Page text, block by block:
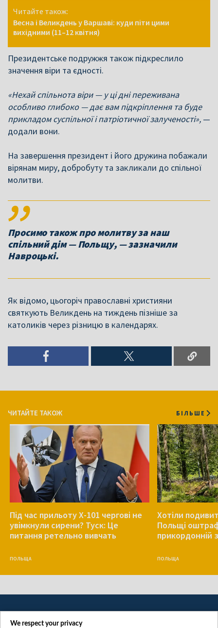
Читайте також:
Весна і Великдень у Варшаві: куди піти цими
вихідними (11–12 квітня)
Президентське подружжя також підкреслило
значення віри та єдності.
«Нехай спільнота віри — у ці дні переживана
особливо глибоко — дає вам підкріплення та буде
прикладом суспільної і патріотичної залученості», —
додали вони.
На завершення президент і його дружина побажали
вірянам миру, добробуту та закликали до спільної
молитви.
Просимо також про молитву за наш
спільний дім — Польщу, — зазначили
Навроцькі.
Як відомо, цьогоріч православні християни
святкують Великдень на тиждень пізніше за
католиків через різницю в календарях.
ЧИТАЙТЕ ТАКОЖ БІЛЬШЕ
Під час прильоту Х-101 чергові не
увімкнули сирени? Туск: Це
питання ретельно вивчать
ПОЛЬЩА
Хотіли
Польщі
прикордонній
ПОЛЬЩА
We respect your privacy